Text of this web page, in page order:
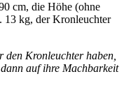
cm, die Höhe (ohne
13 kg, der Kronleuchter
den Kronleuchter haben,
auf ihre Machbarkeit